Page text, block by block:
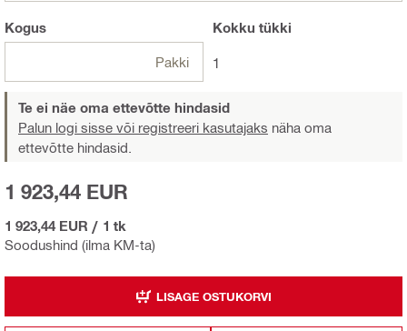
Kogus
Pakki
Kokku tükki
1
Te ei näe oma ettevõtte hindasid
Palun logi sisse või registreeri kasutajaks näha oma
ettevõtte hindasid.
Soodushind (ilma KM-ta)
1 923,44 EUR
1 923,44 EUR / 1 tk
LISAGE OSTUKORVI